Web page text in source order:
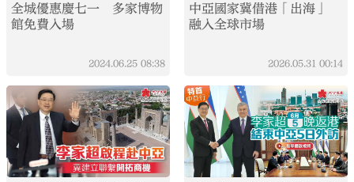
全城優惠慶七一 多家博物
館免費入場
2024.06.25 08:38
中亞國家冀借港「出海」
融入全球市場
2026.05.31 00:14